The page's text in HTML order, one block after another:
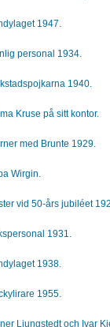
1947.
personal 1934.
1940.
Kruse på sitt kontor.
med Brunte 1929.
Wirgin.
vid 50-års jubiléet
1931.
1938.
1955.
Ljungstedt och Ivar